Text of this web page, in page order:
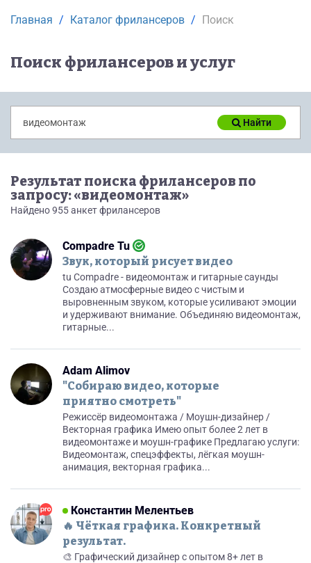
Главная Каталог фрилансеров Поиск
Поиск фрилансеров и услуг
Найти
Результат поиска фрилансеров по
запросу: «видеомонтаж»
Найдено 955 анкет фрилансеров
Compadre Tu
Звук, который рисует видео
tu Compadre - видеомонтаж и гитарные саунды
Создаю атмосферные видео с чистым и
выровненным звуком, которые усиливают эмоции
и удерживают внимание. Объединяю видеомонтаж,
гитарные...
Adam Alimov
"Собираю видео, которые
приятно смотреть"
Режиссёр видеомонтажа / Моушн-дизайнер /
Векторная графика Имею опыт более 2 лет в
видеомонтаже и моушн-графике Предлагаю услуги:
Видеомонтаж, спецэффекты, лёгкая моушн-
анимация, векторная графика...
Константин Мелентьев
🔥 Чёткая графика. Конкретный
результат.
🎨 Графический дизайнер с опытом 8+ лет в